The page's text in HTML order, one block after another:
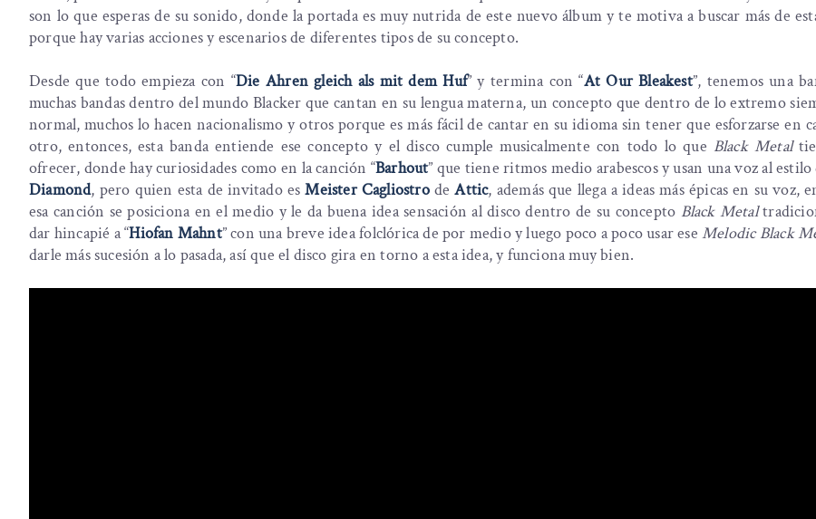
son lo que esperas de su sonido, donde la portada es muy nutrida de este nuevo álbum y te motiva a buscar más de
porque hay varias acciones y escenarios de diferentes tipos de su concepto.
Desde que todo empieza con “Die Ahren gleich als mit dem Huf” y termina con “At Our Bleakest”, tenemos una
muchas bandas dentro del mundo Blacker que cantan en su lengua materna, un concepto que dentro de lo extremo
normal, muchos lo hacen nacionalismo y otros porque es más fácil de cantar en su idioma sin tener que esforzarse en
otro, entonces, esta banda entiende ese concepto y el disco cumple musicalmente con todo lo que Black Metal
ofrecer, donde hay curiosidades como en la canción “Barhout” que tiene ritmos medio arabescos y usan una voz al
Diamond, pero quien esta de invitado esMeister CagliostrodeAttic, además que llega a ideas más épicas en su voz,
esa canción se posiciona en el medio y le da buena idea sensación al disco dentro de su concepto Black Metal
dar hincapié a “Hiofan Mahnt” con una breve idea folclórica de por medio y luego poco a poco usar eseMelodic Black
darle más sucesión a lo pasada, así que el disco gira en torno a esta idea, y funciona muy bien.